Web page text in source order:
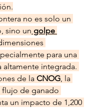
no es solo un
sino un golpe
para una
altamente integrada.
de la CNOG, la
de ganado
un impacto de 1,200